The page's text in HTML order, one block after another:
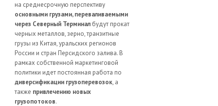
на среднесрочную перспективу
основными грузами, переваливаемыми
через Северный Терминал будут прокат
черных металлов, зерно, транзитные
грузы из Китая, уральских регионов
России и стран Персидского залива. В
рамках собственной маркетинговой
политики идет постоянная работа по
диверсификации грузоперевозок, а
также привлечению новых
грузопотоков.